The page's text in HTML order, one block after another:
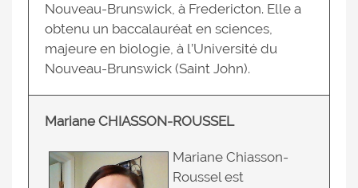
Nouveau-Brunswick, à Fredericton. Elle a
obtenu un baccalauréat en sciences,
majeure en biologie, à l’Université du
Nouveau-Brunswick (Saint John).
Mariane CHIASSON-ROUSSEL
Mariane Chiasson-
Roussel est